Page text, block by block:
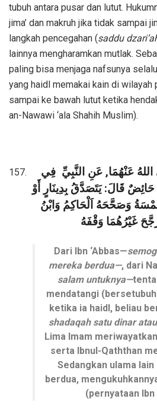
tubuh antara pusar dan lutut.
jima’ dan makruh jika tidak sampai
langkah pencegahan (saddu
lainnya mengharamkan mutlak.
paling bisa menjaga nafsunya
yang haidl memakai kain di wilayah
sampai ke bawah lutut ketika
an-Nawawi ‘ala Shahih Muslim).
عَنْهُمَا, عَنِ النَّبِيِّ فِي
قَالَ: يَتَصَدَّقُ بِدِينَارٍ أَوْ
وَصَحَّحَهُ اَلْحَاكِمُ وَابْنُ
غَيْرُهُمَا وَقْفَهُ
Dari Ibn ‘Abbas—
mereka berdua—, dari
salam untuknya—
mendatangi
ketika ia haidl, beliau
shadaqah satu dinar
Lima Imam
serta Ibnul-Qaththan
Sedangkan ulama
berdua,
(pernyataan Ibn